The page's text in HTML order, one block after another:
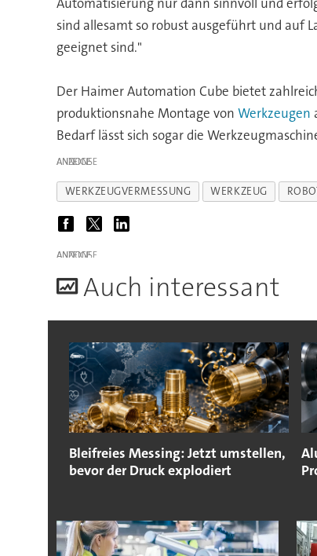
sind allesamt so robust ausgeführt und auf
geeignet sind."
Der Haimer Automation Cube bietet
produktionsnahe Montage von Werkzeugen
Bedarf lässt sich sogar die
ANZEIGE
WERKZEUGVERMESSUNG WERKZEUG
ANZEIGE
Auch interessant
Bleifreies Messing: Jetzt umstellen,
bevor der Druck explodiert